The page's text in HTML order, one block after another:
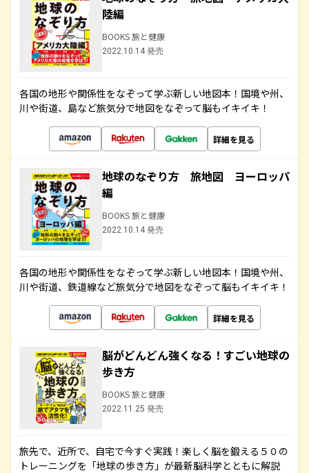
陸編
BOOKS 旅と健康
2022.10.14 発売
各国の地形や関係性をなぞって学ぶ新しい地図本！国境や州、
川や街道、島など旅気分で地図をなぞって脳もイキイキ！
詳細を見る
地球のなぞり方 旅地図 ヨーロッパ
編
BOOKS 旅と健康
2022.10.14 発売
各国の地形や関係性をなぞって学ぶ新しい地図本！国境や州、
川や街道、鉄道線など旅気分で地図をなぞって脳もイキイキ！
詳細を見る
脳がどんどん強くなる！すごい地球の
歩き方
BOOKS 旅と健康
2022.11.25 発売
旅先で、近所で、自宅で今すぐ実践！楽しく脳を鍛える５０の
トレーニングを「地球の歩き方」が最新脳科学とともに解説